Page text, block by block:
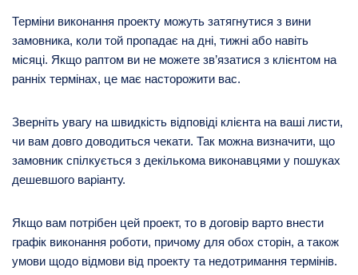
Терміни виконання проекту можуть затягнутися з вини
замовника, коли той пропадає на дні, тижні або навіть
місяці. Якщо раптом ви не можете зв’язатися з клієнтом на
ранніх термінах, це має насторожити вас.
Зверніть увагу на швидкість відповіді клієнта на ваші листи,
чи вам довго доводиться чекати. Так можна визначити, що
замовник спілкується з декількома виконавцями у пошуках
дешевшого варіанту.
Якщо вам потрібен цей проект, то в договір варто внести
графік виконання роботи, причому для обох сторін, а також
умови щодо відмови від проекту та недотримання термінів.